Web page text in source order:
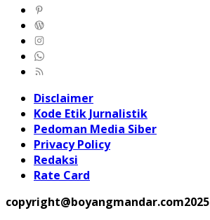
Disclaimer
Kode Etik Jurnalistik
Pedoman Media Siber
Privacy Policy
Redaksi
Rate Card
copyright@boyangmandar.com2025